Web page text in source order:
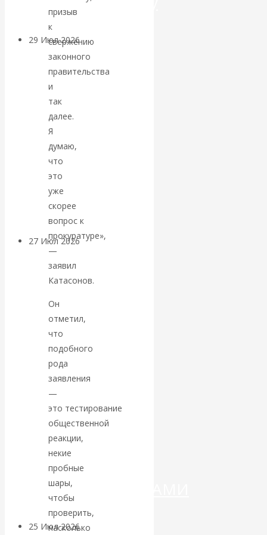
29 Июл 2026Мировая
финансовая олигархия
Валентин
Катасонов.
«Мировые
ростовщики»:
вчера и сегодня
27 Июл 2026Мировая
валютная система
КАтасонов.
«МЕТОД
ОТМЫВАНИЯ
ДЕНЕГ»: КИТАЙ
ВЕДЁТ БОРЬБУ
КРИПТОВАЛЮТАМИ
25 Июл 2026Геополитика
призыв
к
свержению
законного
правительства
и
так
далее.
Я
думаю,
что
это
уже
скорее
вопрос к
прокуратуре»,
—
заявил
Катасонов.
Он
отметил,
что
подобного
рода
заявления
—
это тестирование
общественной
реакции,
некие
пробные
шары,
чтобы
проверить,
насколько